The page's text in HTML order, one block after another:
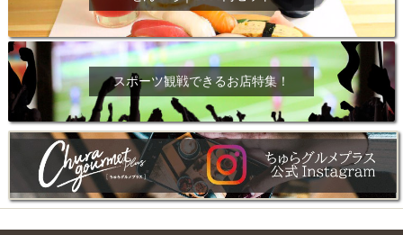
スポーツ観戦できるお店特集！